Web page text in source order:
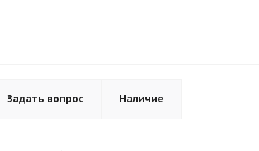
Задать вопрос Наличие